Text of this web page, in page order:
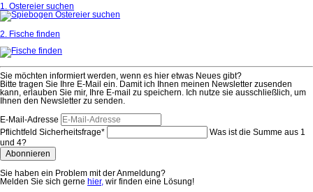
1. Ostereier suchen
2. Fische finden
Sie möchten informiert werden, wenn es hier etwas Neues gibt?
Bitte tragen Sie Ihre E-Mail ein. Damit ich Ihnen meinen Newsletter zusenden
kann, erlauben Sie mir, Ihre E-mail zu speichern. Ich nutze sie ausschließlich, um
Ihnen den Newsletter zu senden.
E-Mail-Adresse
Pflichtfeld Sicherheitsfrage*
Was ist die Summe aus 1
und 4?
Abonnieren
Sie haben ein Problem mit der Anmeldung?
Melden Sie sich gerne hier, wir finden eine Lösung!